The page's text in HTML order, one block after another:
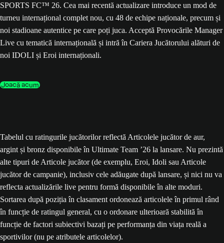
SPORTS FC™ 26. Cea mai recentă actualizare introduce un mod de
turneu internațional complet nou, cu 48 de echipe naționale, precum și
noi stadioane autentice pe care poți juca. Acceptă Provocările Manager
Live cu tematică internațională și intră în Cariera Jucătorului alături de
noi IDOLI și Eroi internaționali.
Joacă acum
Tabelul cu ratingurile jucătorilor reflectă Articolele jucător de aur,
argint și bronz disponibile în Ultimate Team ’26 la lansare. Nu prezintă
alte tipuri de Articole jucător (de exemplu, Eroi, Idoli sau Articole
jucător de campanie), inclusiv cele adăugate după lansare, și nici nu va
reflecta actualizările live pentru formă disponibile în alte moduri.
Sortarea după poziția în clasament ordonează articolele în primul rând
în funcție de ratingul general, cu o ordonare ulterioară stabilită în
funcție de factori subiectivi bazați pe performanța din viața reală a
sportivilor (nu pe atributele articolelor).